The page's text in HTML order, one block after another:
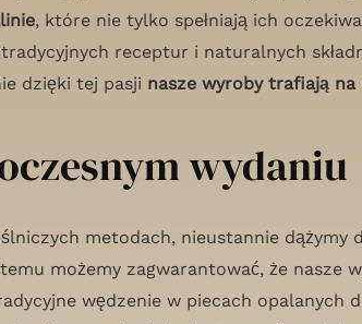
, które nie tylko spełniają ich
receptur i naturalnych
dzięki tej pasji nasze wyroby trafiają na
wydaniu
metodach, nieustannie dążymy
możemy zagwarantować, że nasze
wędzenie w piecach